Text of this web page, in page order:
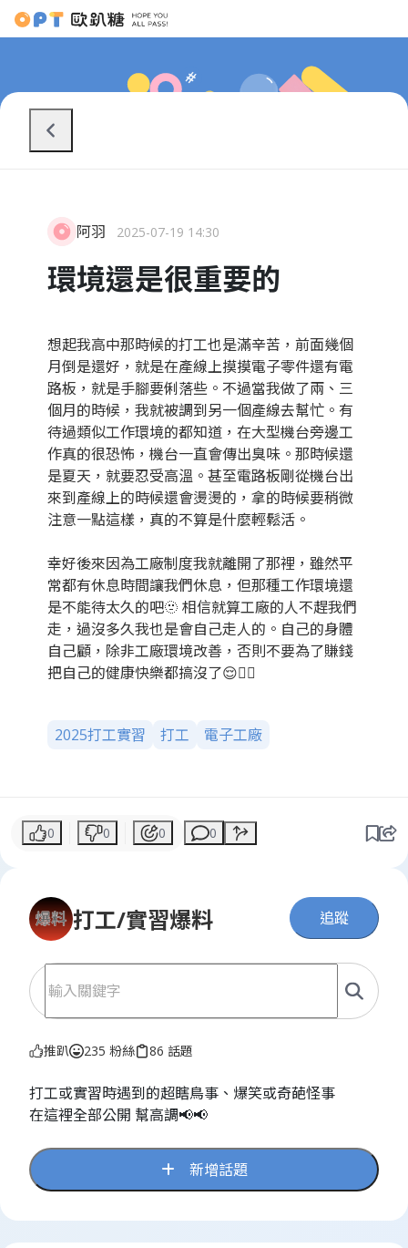
打工/實習爆料 追蹤
推趴 235 粉絲 86 話題
打工或實習時遇到的超瞎鳥事、爆笑或奇葩怪事
在這裡全部公開 幫高調📢📢
新增話題
阿羽 2025-07-19 14:30
環境還是很重要的
想起我高中那時候的打工也是滿辛苦，前面幾個
月倒是還好，就是在產線上摸摸電子零件還有電
路板，就是手腳要俐落些。不過當我做了兩、三
個月的時候，我就被調到另一個產線去幫忙。有
待過類似工作環境的都知道，在大型機台旁邊工
作真的很恐怖，機台一直會傳出臭味。那時候還
是夏天，就要忍受高溫。甚至電路板剛從機台出
來到產線上的時候還會燙燙的，拿的時候要稍微
注意一點這樣，真的不算是什麼輕鬆活。
幸好後來因為工廠制度我就離開了那裡，雖然平
常都有休息時間讓我們休息，但那種工作環境還
是不能待太久的吧🫥 相信就算工廠的人不趕我們
走，過沒多久我也是會自己走人的。自己的身體
自己顧，除非工廠環境改善，否則不要為了賺錢
把自己的健康快樂都搞沒了😌👍🏽
2025打工實習 打工 電子工廠
0 0 0 0